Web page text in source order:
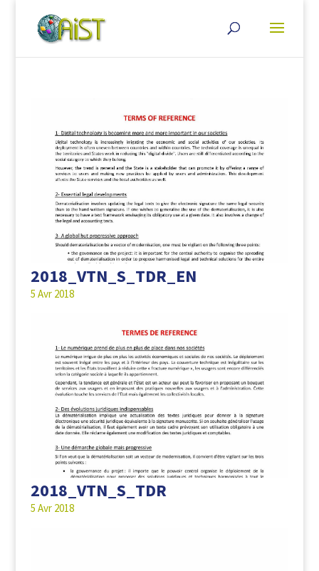
2018_VTN_S_TDR_EN
5 Avr 2018
2018_VTN_S_TDR
5 Avr 2018